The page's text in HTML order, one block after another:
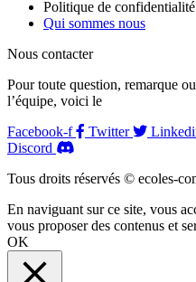
Politique de confidentialité
Qui sommes nous
Nous contacter
Pour toute question, remarque
l’équipe, voici le
Facebook-f
Twitter
Discord
Tous droits réservés © ecoles-
En naviguant sur ce site, vous
vous proposer des contenus et
OK